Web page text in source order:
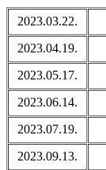
2023.03.22.
2023.04.19.
2023.05.17.
2023.06.14.
2023.07.19.
2023.09.13.